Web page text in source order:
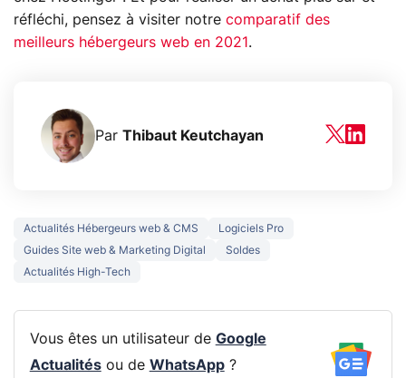
réfléchi, pensez à visiter notre comparatif des
meilleurs hébergeurs web en 2021 .
Par Thibaut Keutchayan
Actualités Hébergeurs web & CMS
Logiciels Pro
Guides Site web & Marketing Digital
Soldes
Actualités High-Tech
Vous êtes un utilisateur de Google
Actualitésou de WhatsApp?